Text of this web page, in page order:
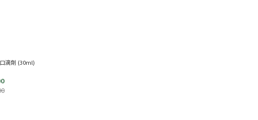
滴劑 (30ml)